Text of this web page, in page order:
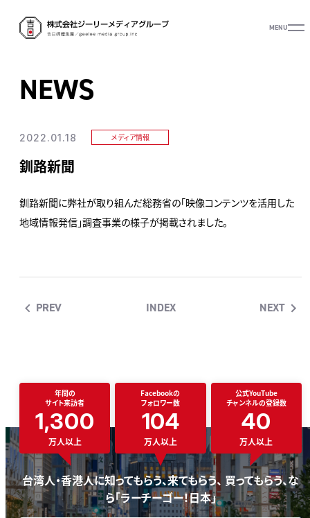
MENU
NEWS
2022.01.18 メディア情報
釧路新聞
釧路新聞に弊社が取り組んだ総務省の「映像コンテンツを活用した
地域情報発信」調査事業の様子が掲載されました。
PREV INDEX NEXT
台湾人・香港人に知ってもらう、来てもらう、 買ってもらう、な
ら「ラーチーゴー！日本」
年間の
サイト来訪者
1,300
万人以上
Facebookの
フォロワー数
104
万人以上
公式YouTube
チャンネルの登録数
40
万人以上